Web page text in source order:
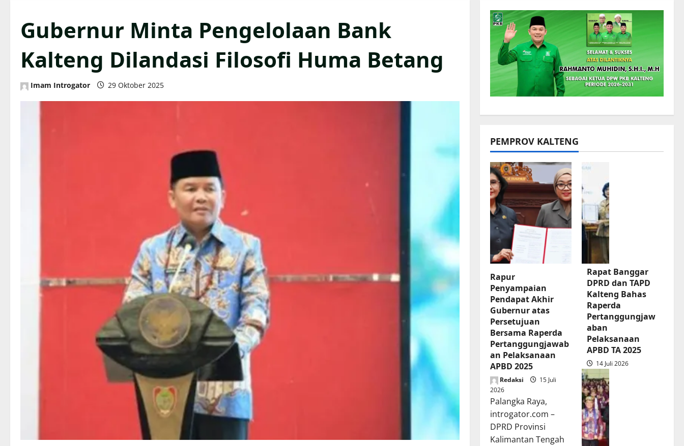
Gubernur Minta Pengelolaan Bank
Kalteng Dilandasi Filosofi Huma Betang
Imam Introgator 29 Oktober 2025
PEMPROV KALTENG
Rapur
Penyampaian
Pendapat Akhir
Gubernur atas
Persetujuan
Bersama Raperda
Pertanggungjawab
an Pelaksanaan
APBD 2025
Redaksi
15 Juli
2026
Palangka Raya,
introgator.com –
DPRD Provinsi
Kalimantan Tengah
Rapat Banggar
DPRD dan TAPD
Kalteng Bahas
Raperda
Pertanggungjaw
aban
Pelaksanaan
APBD TA 2025
14 Juli 2026